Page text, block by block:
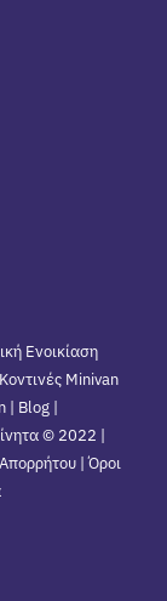
Ενοικίαση
Minivan
| Blog |
© 2022 |
| Όροι